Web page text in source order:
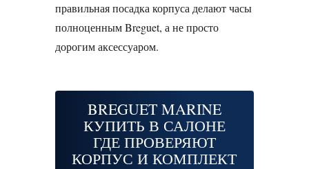
правильная посадка корпуса делают часы
полноценным Breguet, а не просто
дорогим аксессуаром.
BREGUET MARINE
КУПИТЬ В САЛОНЕ
ГДЕ ПРОВЕРЯЮТ
КОРПУС И КОМПЛЕКТ